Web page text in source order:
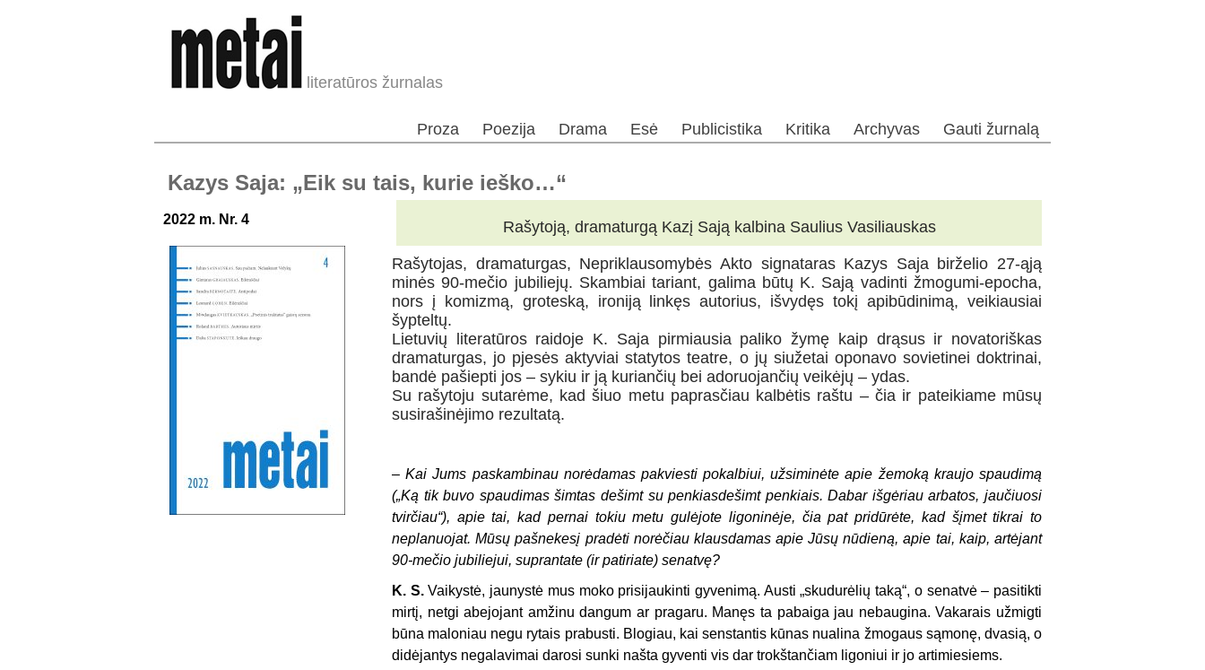
literatūros žurnalas
Proza Poezija Drama Esė Publicistika Kritika Archyvas Gauti žurnalą
Kazys Saja: „Eik su tais, kurie ieško…“
2022 m. Nr. 4 Rašytoją, dramaturgą Kazį Sają kalbina Saulius Vasiliauskas
Rašytojas, dramaturgas, Nepriklausomybės Akto signataras Kazys Saja birželio 27-ąją
minės 90-mečio jubiliejų. Skambiai tariant, galima būtų K. Sają vadinti žmogumi-epocha,
nors į komizmą, groteską, ironiją linkęs autorius, išvydęs tokį apibūdinimą, veikiausiai
šypteltų.
Lietuvių literatūros raidoje K. Saja pirmiausia paliko žymę kaip drąsus ir novatoriškas
dramaturgas, jo pjesės aktyviai statytos teatre, o jų siužetai oponavo sovietinei doktrinai,
bandė pašiepti jos – sykiu ir ją kuriančių bei adoruojančių veikėjų – ydas.
Su rašytoju sutarėme, kad šiuo metu paprasčiau kalbėtis raštu – čia ir pateikiame mūsų
susirašinėjimo rezultatą.
–Kai Jums paskambinau norėdamas pakviesti pokalbiui, užsiminėte apie žemoką kraujo spaudimą
(„Ką tik buvo spaudimas šimtas dešimt su penkiasdešimt penkiais. Dabar išgėriau arbatos, jaučiuosi
tvirčiau“), apie tai, kad pernai tokiu metu gulėjote ligoninėje, čia pat pridūrėte, kad šįmet tikrai to
neplanuojat. Mūsų pašnekesį pradėti norėčiau klausdamas apie Jūsų nūdieną, apie tai, kaip, artėjant
90-mečio jubiliejui, suprantate (ir patiriate) senatvę?
K. S.Vaikystė, jaunystė mus moko prisijaukinti gyvenimą. Austi „skudurėlių taką“, o senatvė – pasitikti
mirtį, netgi abejojant amžinu dangum ar pragaru. Manęs ta pabaiga jau nebaugina. Vakarais užmigti
būna maloniau negu rytais prabusti. Blogiau, kai senstantis kūnas nualina žmogaus sąmonę, dvasią, o
didėjantys negalavimai darosi sunki našta gyventi vis dar trokštančiam ligoniui ir jo artimiesiems.